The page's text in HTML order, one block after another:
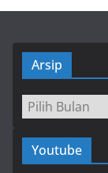
Arsip
Arsip
Youtube